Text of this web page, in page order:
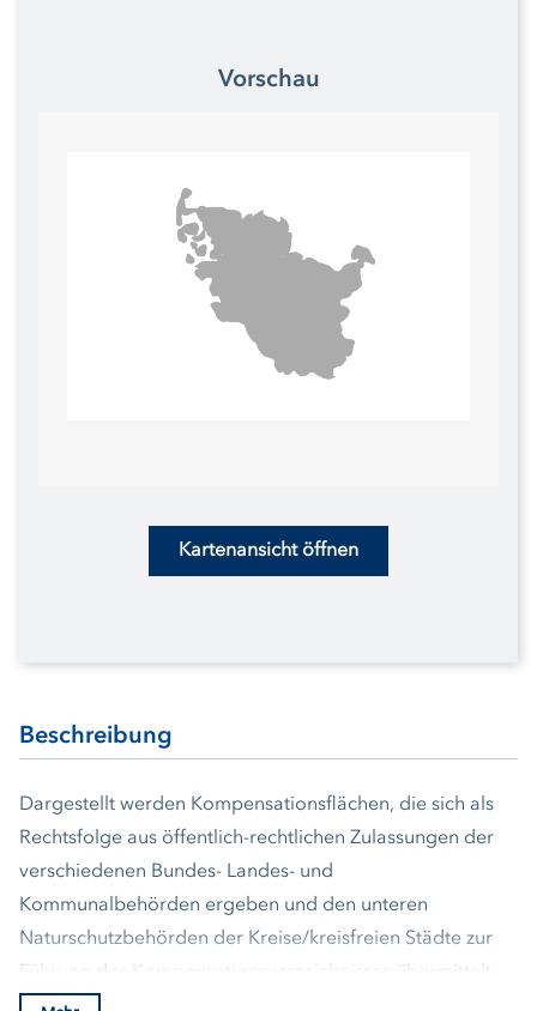
Vorschau
Kartenansicht öffnen
Beschreibung
Dargestellt werden Kompensationsflächen, die sich als
Rechtsfolge aus öffentlich-rechtlichen Zulassungen der
verschiedenen Bundes- Landes- und
Kommunalbehörden ergeben und den unteren
Naturschutzbehörden der Kreise/kreisfreien Städte zur
Führung des Kompensationsverzeichnisses übermittelt
wurden. Das Landesamt für Landwirtschaft, Umwelt und